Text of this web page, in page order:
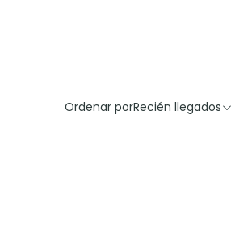
Ordenar porRecién llegados